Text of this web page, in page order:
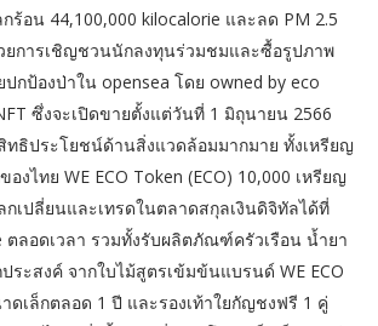
ร้อน 44,100,000 kilocalorie และลด PM 2.5
ยการเชิญชวนนักลงทุนร่วมชมและซื้อรูปภาพ
ปกป้องป่าใน opensea โดย owned by eco
ซึ่งจะเปิดขายตั้งแต่วันที่ 1 มิถุนายน 2566
ทธิประโยชน์ด้านสิ่งแวดล้อมมากมาย ทั้งเหรียญ
งไทย WE ECO Token (ECO) 10,000 เหรียญ
เปลี่ยนและเทรดในตลาดสกุลเงินดิจิทัลได้ที่
ตลอดเวลา รวมทั้งรับผลิตภัณฑ์ครัวเรือน น้ำยา
ระสงค์ จากใบไม้สูตรเข้มข้นแบรนด์ WE ECO
ดเล็กตลอด 1 ปี และรองเท้าใยกัญชงฟรี 1 คู่